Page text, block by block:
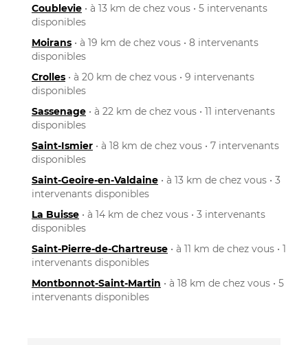
Coublevie • à 13 km de chez vous • 5 intervenants
disponibles
Moirans • à 19 km de chez vous • 8 intervenants
disponibles
Crolles • à 20 km de chez vous • 9 intervenants
disponibles
Sassenage • à 22 km de chez vous • 11 intervenants
disponibles
Saint-Ismier • à 18 km de chez vous • 7 intervenants
disponibles
Saint-Geoire-en-Valdaine • à 13 km de chez vous • 3
intervenants disponibles
La Buisse • à 14 km de chez vous • 3 intervenants
disponibles
Saint-Pierre-de-Chartreuse • à 11 km de chez vous • 1
intervenants disponibles
Montbonnot-Saint-Martin • à 18 km de chez vous • 5
intervenants disponibles